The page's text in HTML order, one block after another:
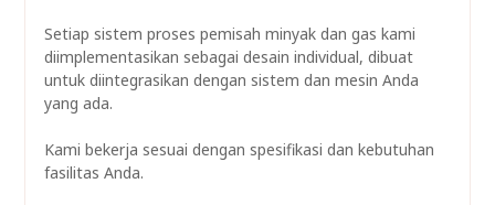
Setiap sistem proses pemisah minyak dan gas kami
diimplementasikan sebagai desain individual, dibuat
untuk diintegrasikan dengan sistem dan mesin Anda
yang ada.
Kami bekerja sesuai dengan spesifikasi dan kebutuhan
fasilitas Anda.